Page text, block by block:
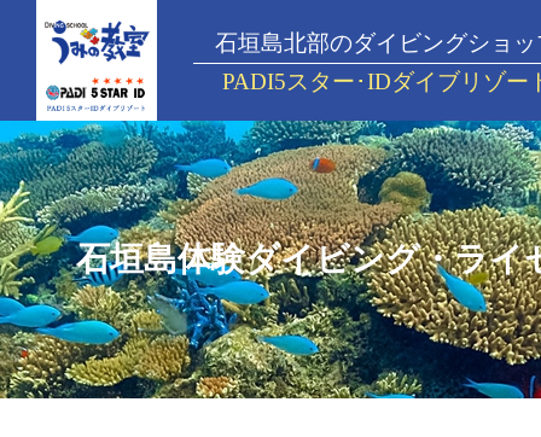
石垣島北部のダイビングショッ
PADI5スター･IDダイブリゾー
石垣島体験ダイビング・ライ